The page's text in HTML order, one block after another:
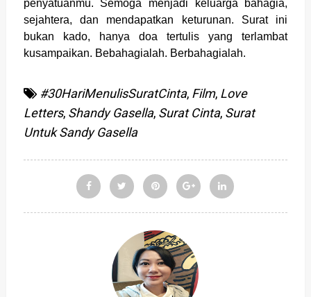
penyatuanmu. Semoga menjadi keluarga bahagia,
sejahtera, dan mendapatkan keturunan. Surat ini
bukan kado, hanya doa tertulis yang terlambat
kusampaikan. Bebahagialah. Berbahagialah.
#30HariMenulisSuratCinta, Film, Love
Letters, Shandy Gasella, Surat Cinta, Surat
Untuk Sandy Gasella